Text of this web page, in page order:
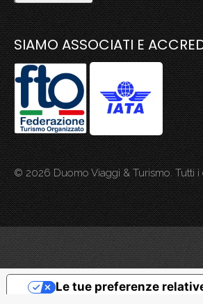
SIAMO ASSOCIATI E
© 2026 Duomo Viaggi & Turismo. Tutti i
Le tue preferenze